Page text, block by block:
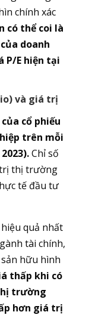
chính xác
có thể coi là
doanh
P/E hiện tại
và giá trị
cổ phiếu
trên mỗi
Chỉ số
thị trường
tế đầu tư
quả nhất
tài chính,
hữu hình
thấp khi có
trường
hơn giá trị